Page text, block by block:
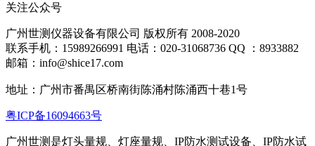
关注公众号
广州世测仪器设备有限公司 版权所有 2008-2020
联系手机：15989266991 电话：020-31068736 QQ ：8933882
邮箱：info@shice17.com
地址： 广州市番禺区桥南街陈涌村陈涌西十巷1号
粤ICP备16094663号
广州世测是灯头量规、灯座量规、IP防水测试设备、IP防水试